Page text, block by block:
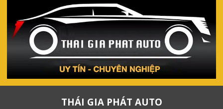
THÁI GIA PHÁT AUTO